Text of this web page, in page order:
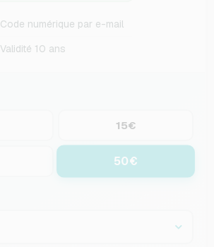
Code numérique par e-mail
Validité 10 ans
15€
50€